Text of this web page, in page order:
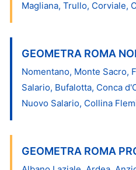
Magliana, Trullo, Corviale,
GEOMETRA ROMA
Nomentano, Monte Sacro,
Salario, Bufalotta, Conca
Nuovo Salario, Collina
GEOMETRA ROMA